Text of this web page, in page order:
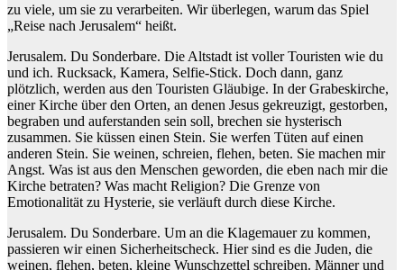
zu viele, um sie zu verarbeiten. Wir überlegen, warum das Spiel
„Reise nach Jerusalem“ heißt.
Jerusalem. Du Sonderbare. Die Altstadt ist voller Touristen wie du
und ich. Rucksack, Kamera, Selfie-Stick. Doch dann, ganz
plötzlich, werden aus den Touristen Gläubige. In der Grabeskirche,
einer Kirche über den Orten, an denen Jesus gekreuzigt, gestorben,
begraben und auferstanden sein soll, brechen sie hysterisch
zusammen. Sie küssen einen Stein. Sie werfen Tüten auf einen
anderen Stein. Sie weinen, schreien, flehen, beten. Sie machen mir
Angst. Was ist aus den Menschen geworden, die eben nach mir die
Kirche betraten? Was macht Religion? Die Grenze von
Emotionalität zu Hysterie, sie verläuft durch diese Kirche.
Jerusalem. Du Sonderbare. Um an die Klagemauer zu kommen,
passieren wir einen Sicherheitscheck. Hier sind es die Juden, die
weinen, flehen, beten, kleine Wunschzettel schreiben. Männer und